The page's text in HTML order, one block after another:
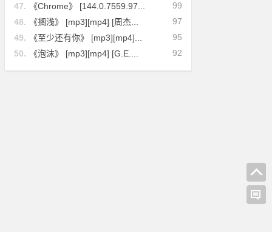
99
47.
《Chrome》 [144.0.7559.97...
97
48.
《搁浅》 [mp3][mp4] [周杰...
95
49.
《至少还有你》 [mp3][mp4]...
92
50. 《泡沫》 [mp3][mp4] [G.E....